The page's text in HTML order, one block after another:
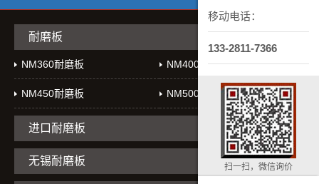
耐磨板
NM360耐磨板 NM400耐磨板
NM450耐磨板 NM500耐磨板
进口耐磨板
无锡耐磨板
移动电话：
133-2811-7366
扫一扫，微信询价